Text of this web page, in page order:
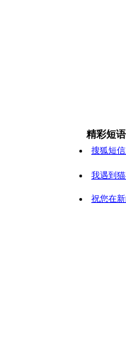
精彩短
搜狐短
我遇到
祝您在